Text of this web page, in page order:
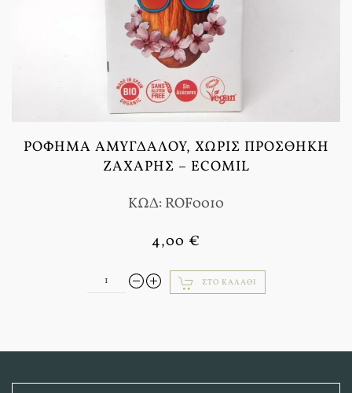
ΡΌΦΗΜΑ ΑΜΥΓΔΆΛΟΥ, ΧΩΡΊΣ ΠΡΟΣΘΉΚΗ
ΖΆΧΑΡΗΣ – ECOMIL
ΚΩΔ: ROF0010
4,00 €
ΣΤΟ ΚΑΛΆΘΙ